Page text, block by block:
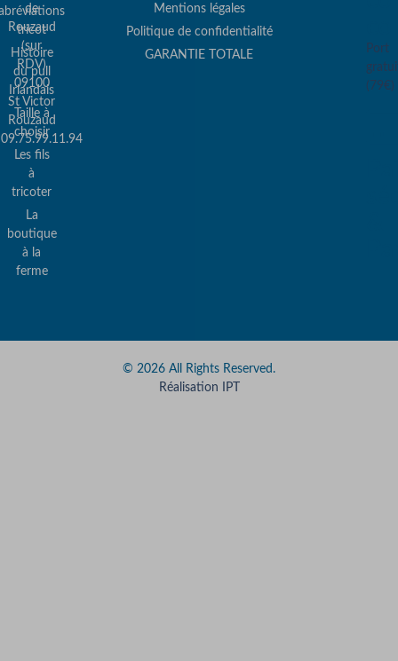
de
Rouzaud
(sur
RDV)
09100
St Victor
Rouzaud
09.75.99.11.94
tricot
Histoire
du pull
Irlandais
Taille à
choisir
Les fils
à
tricoter
La
boutique
à la
ferme
Mentions légales
Politique de confidentialité
GARANTIE TOTALE
Port
(79€)
© 2026 All Rights Reserved.
Réalisation IPT